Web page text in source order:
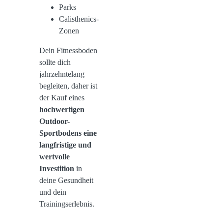
Parks
Calisthenics-
Zonen
Dein Fitnessboden
sollte dich
jahrzehntelang
begleiten, daher ist
der Kauf eines
hochwertigen
Outdoor-
Sportbodens eine
langfristige und
wertvolle
Investitionin
deine Gesundheit
und dein
Trainingserlebnis.